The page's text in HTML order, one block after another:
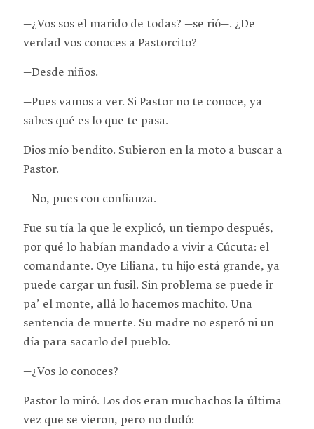
—¿Vos sos el marido de todas? —se rió—. ¿De
verdad vos conoces a Pastorcito?
—Desde niños.
—Pues vamos a ver. Si Pastor no te conoce, ya
sabes qué es lo que te pasa.
Dios mío bendito. Subieron en la moto a buscar a
Pastor.
—No, pues con confianza.
Fue su tía la que le explicó, un tiempo después,
por qué lo habían mandado a vivir a Cúcuta: el
comandante. Oye Liliana, tu hijo está grande, ya
puede cargar un fusil. Sin problema se puede ir
pa’ el monte, allá lo hacemos machito. Una
sentencia de muerte. Su madre no esperó ni un
día para sacarlo del pueblo.
—¿Vos lo conoces?
Pastor lo miró. Los dos eran muchachos la última
vez que se vieron, pero no dudó: